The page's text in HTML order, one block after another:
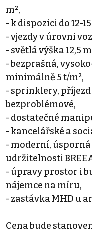
m²,
- k dispozici do 12-
- vjezdy v úrovni
- světlá výška 12,5
- bezprašná,
minimálně 5 t/m²,
- sprinklery,
bezproblémové,
- dostatečné
- kancelářské a
- moderní,
udržitelnosti
- úpravy prostor i
nájemce na míru,
- zastávka MHD u
Cena bude